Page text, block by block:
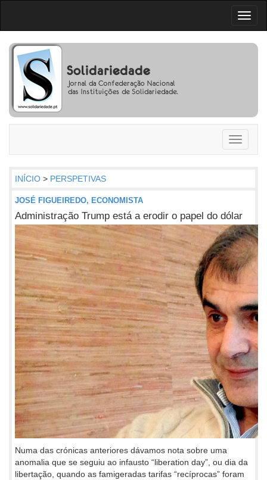
Toggle
INÍCIO > PERSPETIVAS
JOSÉ FIGUEIREDO, ECONOMISTA
Administração Trump está a erodir o papel do dólar
Numa das crónicas anteriores dávamos nota sobre uma
anomalia que se seguiu ao infausto “liberation day”, ou dia da
libertação, quando as famigeradas tarifas “recíprocas” foram